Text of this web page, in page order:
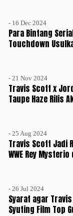
- 16 Dec 2024
Para Bintang
Touchdown
- 21 Nov 2024
Travis Scott x
Taupe Haze Rilis
- 25 Aug 2024
Travis Scott Jadi
WWE Rey
- 26 Jul 2024
Syarat agar
Syuting Film Top